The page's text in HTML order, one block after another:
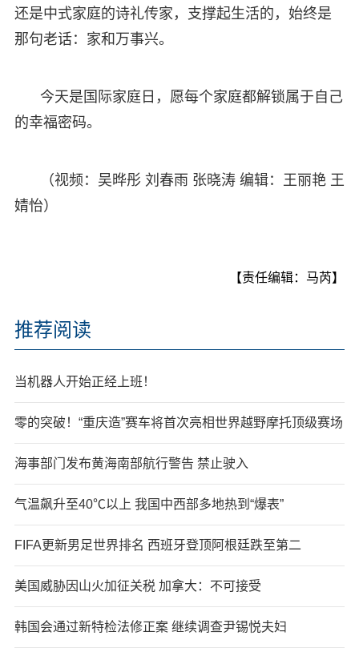
还是中式家庭的诗礼传家，支撑起生活的，始终是
那句老话：家和万事兴。
今天是国际家庭日，愿每个家庭都解锁属于自己
的幸福密码。
（视频：吴晔彤 刘春雨 张晓涛 编辑：王丽艳 王
婧怡）
【责任编辑：马芮】
推荐阅读
当机器人开始正经上班！
零的突破！“重庆造”赛车将首次亮相世界越野摩托顶级赛场
海事部门发布黄海南部航行警告 禁止驶入
气温飙升至40℃以上 我国中西部多地热到“爆表”
FIFA更新男足世界排名 西班牙登顶阿根廷跌至第二
美国威胁因山火加征关税 加拿大：不可接受
韩国会通过新特检法修正案 继续调查尹锡悦夫妇